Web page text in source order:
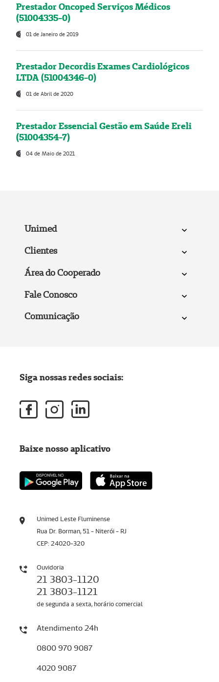
Prestador Oncoped Serviços Médicos
(51004335-0)
01 de Janeiro de 2019
Prestador Decordis Exames Cardiológicos
LTDA (51004346-0)
01 de Abril de 2020
Prestador Essencial Gestão em Saúde Ereli
(51004354-7)
04 de Maio de 2021
Unimed
Clientes
Área do Cooperado
Fale Conosco
Comunicação
Unimed Leste Fluminense
Rua Dr. Borman, 51 - Niterói - RJ
CEP: 24020-320
Ouvidoria
21 3803-1120
21 3803-1121
de segunda a sexta, horário comercial
Atendimento 24h
0800 970 9087
4020 9087
Siga nossas redes sociais:
Baixe nosso aplicativo